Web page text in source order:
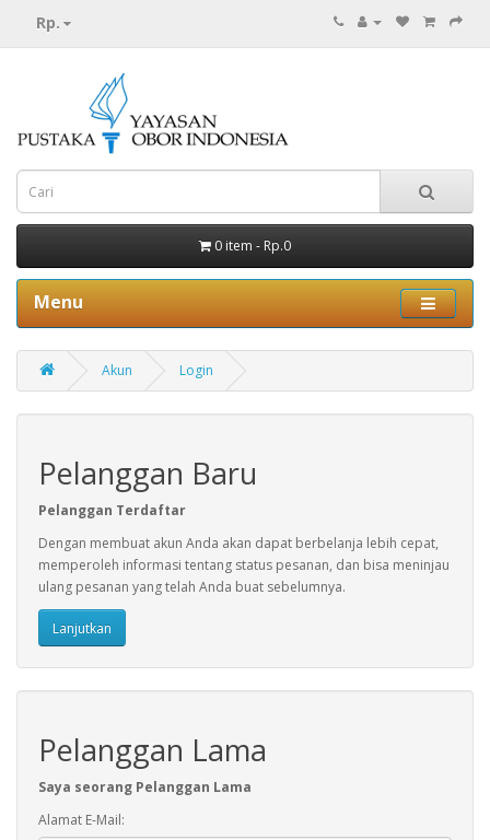
Rp.
0 item - Rp.0
Menu
Akun Login
Pelanggan Baru
Pelanggan Terdaftar
Dengan membuat akun Anda akan dapat berbelanja lebih cepat,
memperoleh informasi tentang status pesanan, dan bisa meninjau
ulang pesanan yang telah Anda buat sebelumnya.
Lanjutkan
Pelanggan Lama
Saya seorang Pelanggan Lama
Alamat E-Mail: